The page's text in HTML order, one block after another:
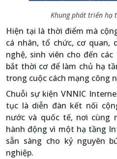
Khung phát triển hạ
Hiện tại là thời điểm mà
cá nhân, tổ chức, cơ quan,
nghệ, sinh viên cho đến
bắt thời cơ để làm chủ hạ
trong cuộc cách mạng công
Chuỗi sự kiện VNNIC
tục là diễn đàn kết nối
nước và quốc tế, nơi cùng
hành động vì một hạ tầng
sẵn sàng cho kỷ nguyên
nghiệp.